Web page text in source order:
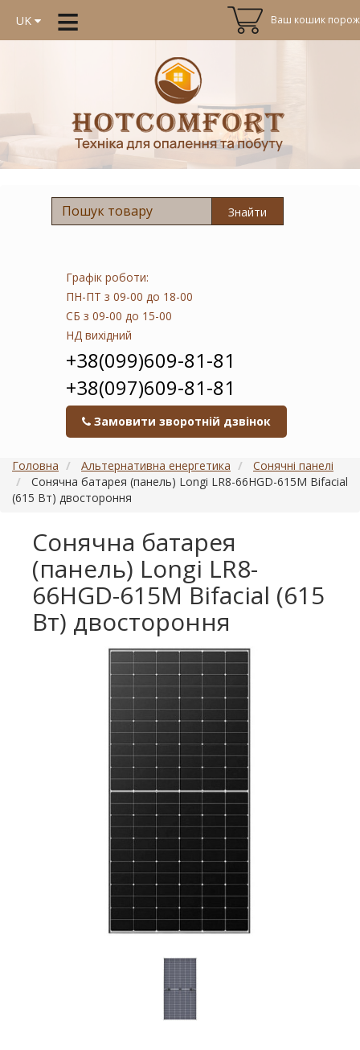
UK ≡ Ваш кошик
Знайти
Графік роботи:
ПН-ПТ з 09-00 до 18-00
СБ з 09-00 до 15-00
НДвихідний
+38(099)609-81-81
+38(097)609-81-81
Замовити зворотній дзвінок
Головна Альтернативна енергетика
Сонячні панелі
Сонячна батарея (панель) Longi LR8-66HGD-615M Bifacial
(615 Вт) двостороння
Сонячна батарея
(панель) Longi LR8-
66HGD-615M Bifacial (615
Вт) двостороння